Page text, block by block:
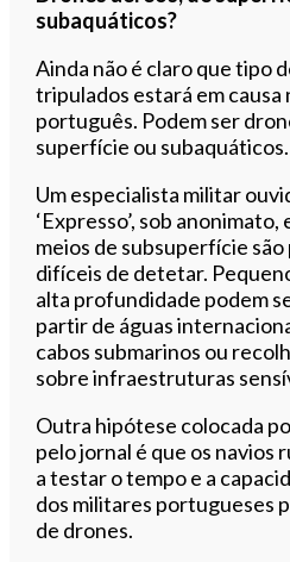
subaquáticos?
Ainda não é claro que tipo
tripulados estará em causa
português. Podem ser
superfície ou subaquáticos.
Um especialista militar
‘Expresso’, sob
meios de subsuperfície
difíceis de detetar.
alta profundidade podem
partir de águas
cabos submarinos ou
sobre infraestruturas
Outra hipótese colocada
pelo jornal é que os navios
a testar o tempo e a
dos militares portugueses
de drones.